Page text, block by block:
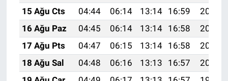
15 Ağu Cts
04:44 06:14 13:14 16:59
20:04
16 Ağu Paz
04:45 06:14 13:14 16:58
20:03
17 Ağu Pts
04:47 06:15 13:14 16:58
20:02
18 Ağu Sal
04:48 06:16 13:13 16:57
20:01